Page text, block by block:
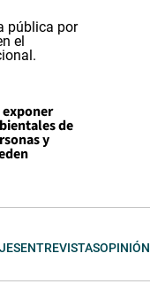
exponer
de
y
ENTREVISTASOPINIÓN